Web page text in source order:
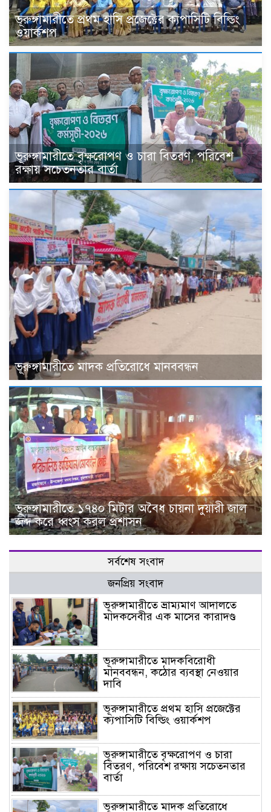
ভূরুঙ্গামারীতে প্রথম হাসি প্রজেক্টের ক্যপাসিটি বিল্ডিং
ওয়ার্কশপ
ভূরুঙ্গামারীতে বৃক্ষরোপণ ও চারা বিতরণ, পরিবেশ
রক্ষায় সচেতনতার বার্তা
ভূরুঙ্গামারীতে মাদক প্রতিরোধে মানববন্ধন
ভূরুঙ্গামারীতে ১৭৪০ মিটার অবৈধ চায়না দুয়ারী জাল
জব্দ করে ধ্বংস করল প্রশাসন
সর্বশেষ সংবাদ
জনপ্রিয় সংবাদ
ভূরুঙ্গামারীতে ভ্রাম্যমাণ আদালতে
মাদকসেবীর এক মাসের কারাদণ্ড
ভূরুঙ্গামারীতে মাদকবিরোধী
মানববন্ধন, কঠোর ব্যবস্থা নেওয়ার
দাবি
ভূরুঙ্গামারীতে প্রথম হাসি প্রজেক্টের
ক্যপাসিটি বিল্ডিং ওয়ার্কশপ
ভূরুঙ্গামারীতে বৃক্ষরোপণ ও চারা
বিতরণ, পরিবেশ রক্ষায় সচেতনতার
বার্তা
ভূরুঙ্গামারীতে মাদক প্রতিরোধে